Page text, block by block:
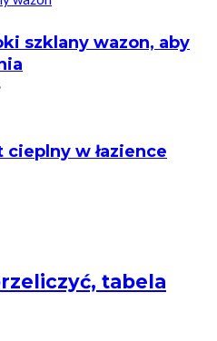
szklany wazon, aby
w łazience
tabela